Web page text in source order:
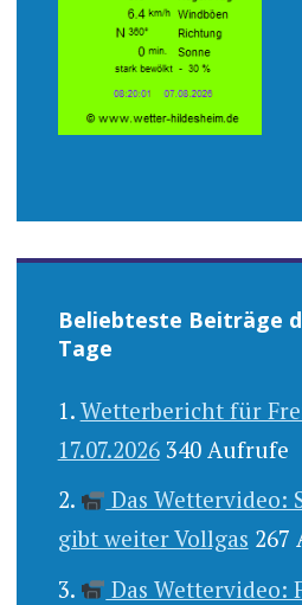
Beliebteste Beiträge
Tage
Wetterbericht für
17.07.2026 340 Aufrufe
Das Wettervideo:
gibt weiter Vollgas 267
Das Wettervideo: